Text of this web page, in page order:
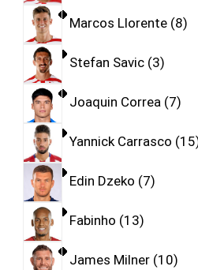
Marcos Llorente 8
Stefan Savic 3
Joaquin Correa 7
Yannick Carrasco 15
Edin Dzeko 7
Fabinho 13
James Milner 10